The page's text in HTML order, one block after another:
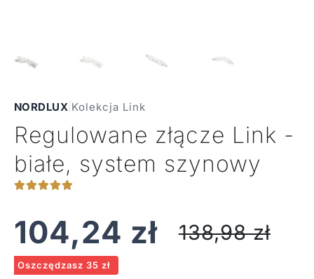
NORDLUX Kolekcja Link
Regulowane złącze Link -
białe, system szynowy
104,24 zł 138,98zł
Oszczędzasz 35 zł